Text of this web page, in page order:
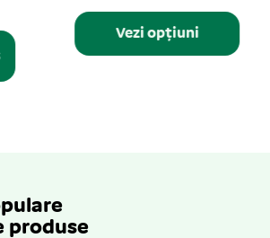
Adaugă în coș
produse